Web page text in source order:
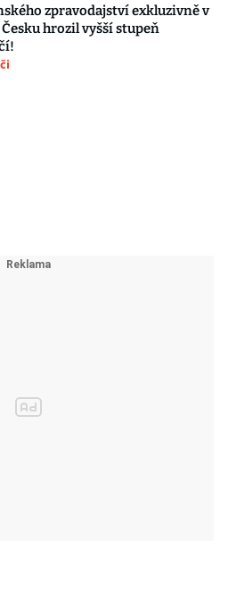
zpravodajství exkluzivně v
hrozil vyšší stupeň